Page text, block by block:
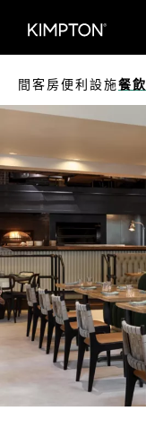
間客房便利設施餐飲